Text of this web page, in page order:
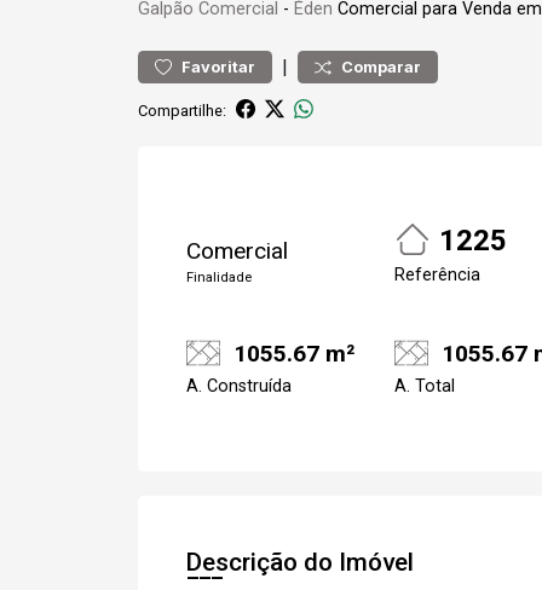
Galpão Comercial - Éden Comercial para Venda
Favoritar | Comparar
Compartilhe:
Comercial
Finalidade
1225
Referência
1055.67 m²
A. Construída
1055.67
A. Total
Descrição do Imóvel